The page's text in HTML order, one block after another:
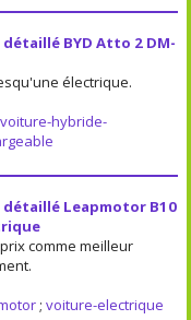
détaillé BYD Atto 2 DM-
électrique.
voiture-hybride-
détaillé Leapmotor B10
comme meilleur
; voiture-electrique